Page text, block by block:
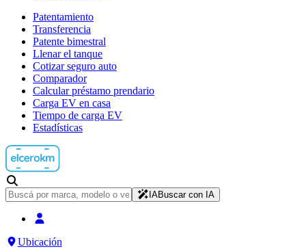
Patentamiento
Transferencia
Patente bimestral
Llenar el tanque
Cotizar seguro auto
Comparador
Calcular préstamo prendario
Carga EV en casa
Tiempo de carga EV
Estadísticas
IABuscar con IA
Ubicación